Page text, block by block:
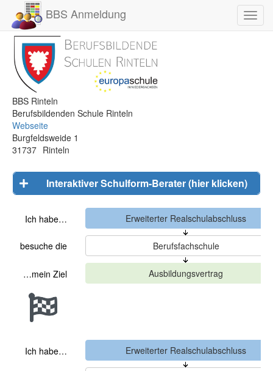
BBS Anmeldung
BBS Rinteln
Berufsbildenden Schule Rinteln
Webseite
Burgfeldsweide 1
31737 Rinteln
Interaktiver Schulform-Berater (hier klicken)
Ich habe…
besuche die
…mein Ziel
Ich habe…